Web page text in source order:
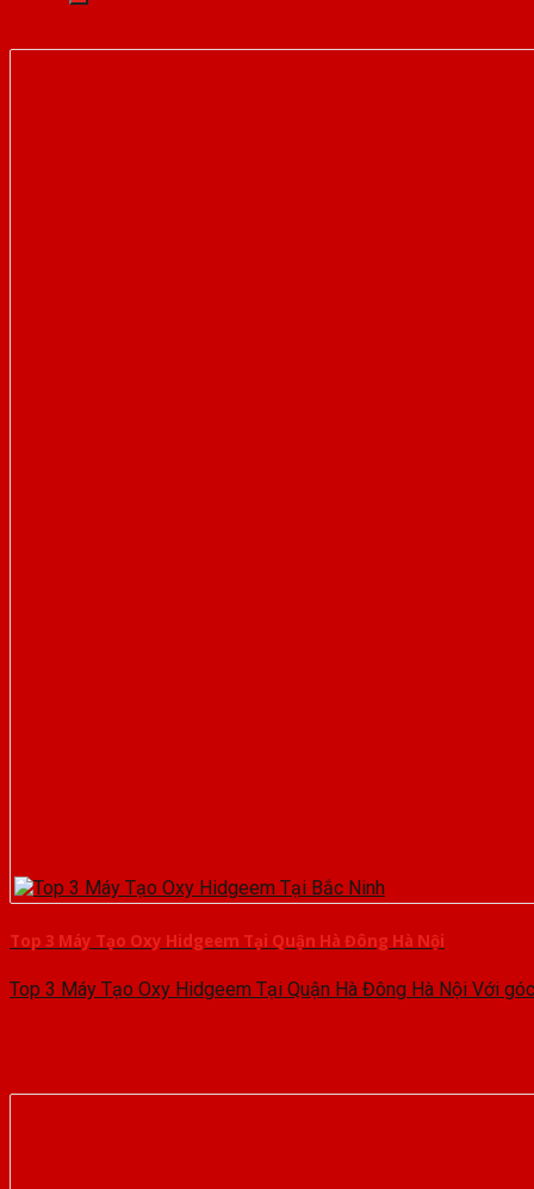
Top 3 Máy Tạo Oxy Hidgeem Tại Quận Hà Đông Hà Nội
Top 3 Máy Tạo Oxy Hidgeem Tại Quận Hà Đông Hà Nội Với